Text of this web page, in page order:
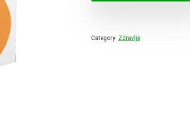
Category: Zdravlje